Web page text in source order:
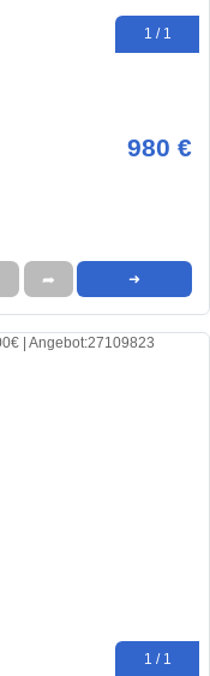
1 / 1
980 €
➦ ➜
1 / 1